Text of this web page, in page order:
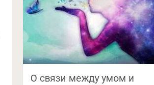
О связи между умом и